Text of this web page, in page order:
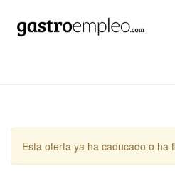
Esta oferta ya ha caducado o ha